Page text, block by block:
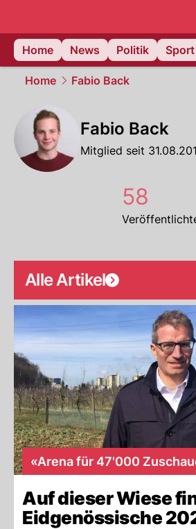
Home
News Politik Sport
Home Fabio Back
Fabio Back
Mitglied seit
58
Alle Artikel
«Arena für 47'000
Auf dieser Wiese
Eidgenössische